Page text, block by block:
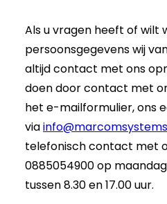
Als u vragen heeft of wilt
persoonsgegevens wij
altijd contact met ons
doen door contact met
het e-mailformulier, ons
via
telefonisch contact met
0885054900 op
tussen 8.30 en 17.00 uur.